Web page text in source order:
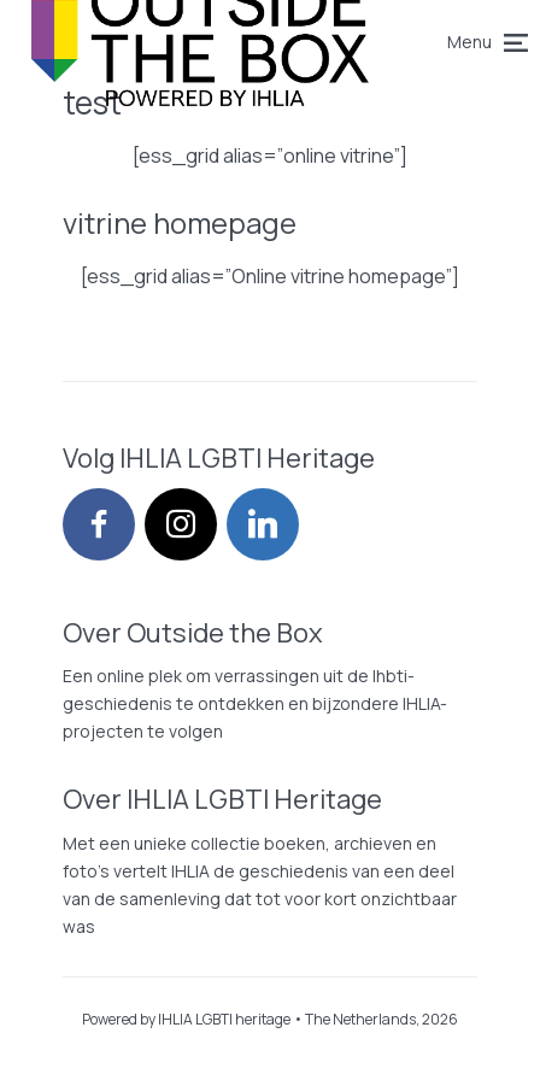
Menu
test
[ess_grid alias=”online vitrine”]
vitrine homepage
[ess_grid alias=”Online vitrine homepage”]
Volg IHLIA LGBTI Heritage
Over Outside the Box
Een online plek om verrassingen uit de lhbti-
geschiedenis te ontdekken en bijzondere IHLIA-
projecten te volgen
Over IHLIA LGBTI Heritage
Met een unieke collectie boeken, archieven en
foto’s vertelt IHLIA de geschiedenis van een deel
van de samenleving dat tot voor kort onzichtbaar
was
Powered by IHLIA LGBTI heritage • The Netherlands, 2026